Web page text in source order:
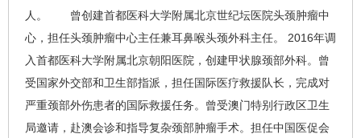
人。 曾创建首都医科大学附属北京世纪坛医院头颈肿瘤中
心，担任头颈肿瘤中心主任兼耳鼻喉头颈外科主任。 2016年调
入首都医科大学附属北京朝阳医院，创建甲状腺颈部外科。曾
受国家外交部和卫生部指派，担任国际医疗救援队长，完成对
严重颈部外伤患者的国际救援任务。曾受澳门特别行政区卫生
局邀请，赴澳会诊和指导复杂颈部肿瘤手术。担任中国医促会